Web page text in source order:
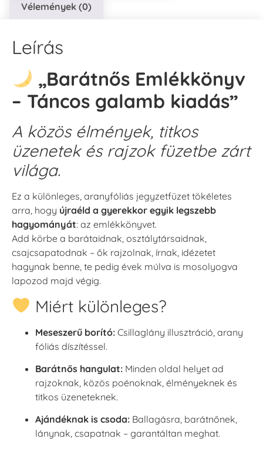
Vélemények (0)
Leírás
„Barátnős Emlékkönyv
– Táncos galamb kiadás”
A közös élmények, titkos
üzenetek és rajzok füzetbe zárt
világa.
Ez a különleges, aranyfóliás jegyzetfüzet tökéletes
arra, hogy újraéld a gyerekkor egyik legszebb
hagyományát: az emlékkönyvet.
Add körbe a barátaidnak, osztálytársaidnak,
csajcsapatodnak – ők rajzolnak, írnak, idézetet
hagynak benne, te pedig évek múlva is mosolyogva
lapozod majd végig.
Miért különleges?
Meseszerű borító: Csillaglány illusztráció, arany
fóliás díszítéssel.
Barátnős hangulat: Minden oldal helyet ad
rajzoknak, közös poénoknak, élményeknek és
titkos üzeneteknek.
Ajándéknak is csoda: Ballagásra, barátnőnek,
lánynak, csapatnak – garantáltan meghat.